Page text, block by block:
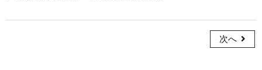
次へ